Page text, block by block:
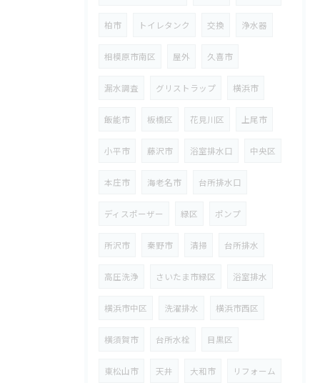
柏市 トイレタンク 交換 浄水器
相模原市南区 屋外 久喜市
漏水調査 グリストラップ 横浜市
飯能市 板橋区 花見川区 上尾市
小平市 藤沢市 浴室排水口 中央区
本庄市 海老名市 台所排水口
ディスポーザー 緑区 ポンプ
所沢市 秦野市 清掃 台所排水
高圧洗浄 さいたま市緑区 浴室排水
横浜市中区 洗濯排水 横浜市西区
横須賀市 台所水栓 目黒区
東松山市 天井 大和市 リフォーム